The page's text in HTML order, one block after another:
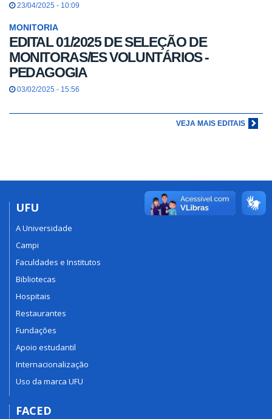
23/04/2025 - 10:09
MONITORIA
EDITAL 01/2025 DE SELEÇÃO DE
MONITORAS/ES VOLUNTÁRIOS -
PEDAGOGIA
03/02/2025 - 15:56
VEJA MAIS EDITAIS
UFU
A Universidade
Campi
Faculdades e Institutos
Bibliotecas
Hospitais
Restaurantes
Fundações
Apoio estudantil
Internacionalização
Uso da marca UFU
FACED